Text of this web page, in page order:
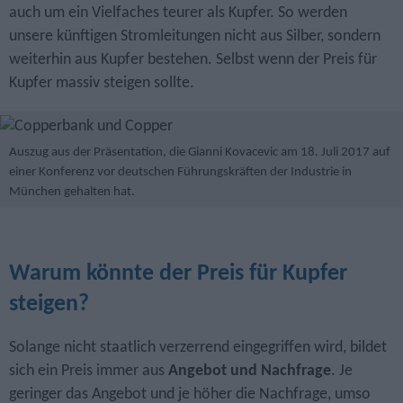
auch um ein Vielfaches teurer als Kupfer. So werden
unsere künftigen Stromleitungen nicht aus Silber, sondern
weiterhin aus Kupfer bestehen. Selbst wenn der Preis für
Kupfer massiv steigen sollte.
Auszug aus der Präsentation, die Gianni Kovacevic am 18. Juli 2017 auf
einer Konferenz vor deutschen Führungskräften der Industrie in
München gehalten hat.
Warum könnte der Preis für Kupfer
steigen?
Solange nicht staatlich verzerrend eingegriffen wird, bildet
sich ein Preis immer aus Angebot und Nachfrage. Je
geringer das Angebot und je höher die Nachfrage, umso